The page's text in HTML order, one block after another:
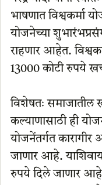
भाषणात विश्वकर्मा
योजनेच्या
राहणार आहेत.
13000 कोटी रुपये
विशेषतः समाजातील
कल्याणासाठी ही
योजनेंतर्गत कारागीर
जाणार आहे. याशिवाय
रुपये दिले जाणार